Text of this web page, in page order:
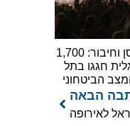
מפגינים חוסן וחיבור: 1,700
בתל
הבאה